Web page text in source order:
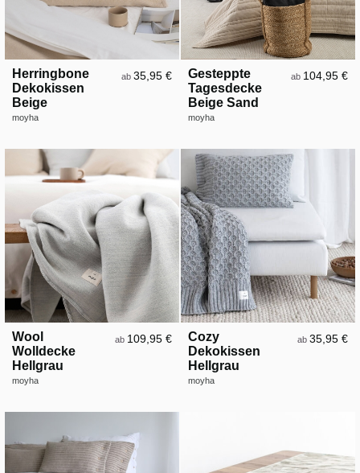
Herringbone
Dekokissen
Beige
moyha
ab35,95 €
Gesteppte
Tagesdecke
Beige Sand
moyha
ab 104,95 €
Wool
Wolldecke
Hellgrau
moyha
ab 109,95 €
Cozy
Dekokissen
Hellgrau
moyha
ab 35,95 €